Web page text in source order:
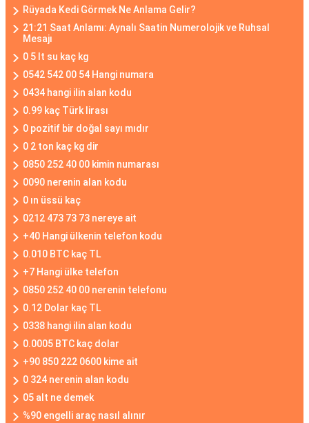
Rüyada Kedi Görmek Ne Anlama Gelir?
21:21 Saat Anlamı: Aynalı Saatin Numerolojik ve Ruhsal
Mesajı
0 5 lt su kaç kg
0542 542 00 54 Hangi numara
0434 hangi ilin alan kodu
0.99 kaç Türk lirası
0 pozitif bir doğal sayı mıdır
0 2 ton kaç kg dir
0850 252 40 00 kimin numarası
0090 nerenin alan kodu
0 ın üssü kaç
0212 473 73 73 nereye ait
+40 Hangi ülkenin telefon kodu
0.010 BTC kaç TL
+7 Hangi ülke telefon
0850 252 40 00 nerenin telefonu
0.12 Dolar kaç TL
0338 hangi ilin alan kodu
0.0005 BTC kaç dolar
+90 850 222 0600 kime ait
0 324 nerenin alan kodu
05 alt ne demek
%90 engelli araç nasıl alınır